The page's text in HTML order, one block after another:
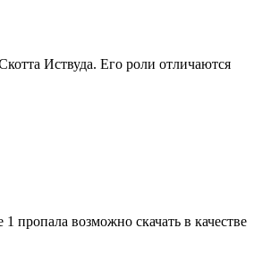
Иствуда. Его роли отличаются
пропала возможно скачать в качестве